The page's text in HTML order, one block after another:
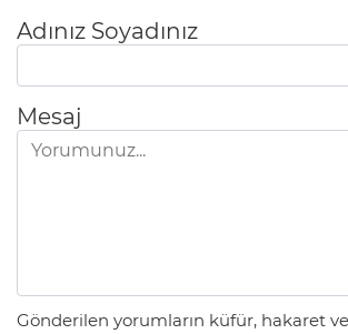
Adınız Soyadınız
Mesaj
Gönderilen yorumların küfür, hakaret